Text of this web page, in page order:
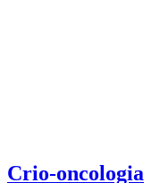
Crio-oncologia